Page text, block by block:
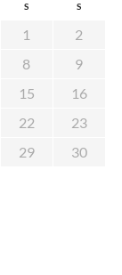
S S
1
2
8
9
15
16
22
23
29
30